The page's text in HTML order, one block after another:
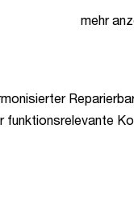
mehr